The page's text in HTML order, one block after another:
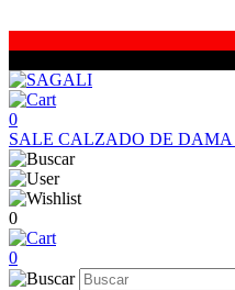
0
SALE CALZADO DE DAMA
0
0